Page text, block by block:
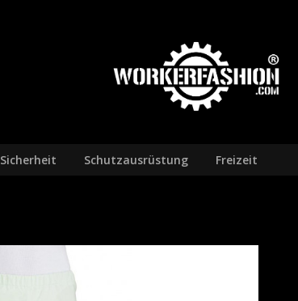
Sicherheit Schutzausrüstung Freizeit